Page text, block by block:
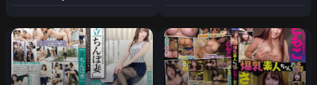
Yukishiro Ichiho